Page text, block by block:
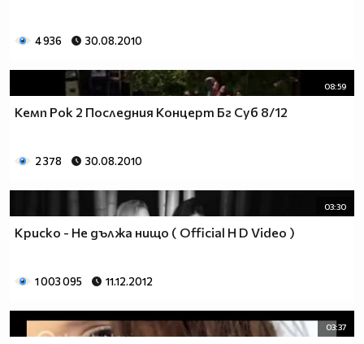
4 936 30.08.2010
08:59
Кемп Рок 2 Последния Концерт Бг Суб 8/12
2 378 30.08.2010
03:30
Криско - Не дължа нищо ( Official H D Video )
1 003 095 11.12.2012
03:37